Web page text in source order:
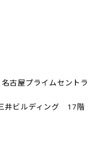
古屋プライムセントラ
井ビルディング　17階